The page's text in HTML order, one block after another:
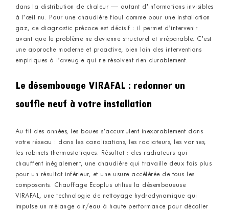
dans la distribution de chaleur — autant d’informations invisibles
à l’œil nu. Pour une chaudière fioul comme pour une installation
gaz, ce diagnostic précoce est décisif : il permet d’intervenir
avant que le problème ne devienne structurel et irréparable. C’est
une approche moderne et proactive, bien loin des interventions
empiriques à l’aveugle qui ne résolvent rien durablement.
Le désembouage VIRAFAL : redonner un
souffle neuf à votre installation
Au fil des années, les boues s’accumulent inexorablement dans
votre réseau : dans les canalisations, les radiateurs, les vannes,
les robinets thermostatiques. Résultat : des radiateurs qui
chauffent inégalement, une chaudière qui travaille deux fois plus
pour un résultat inférieur, et une usure accélérée de tous les
composants. Chauffage Ecoplus utilise la désemboueuse
VIRAFAL, une technologie de nettoyage hydrodynamique qui
impulse un mélange air/eau à haute performance pour décoller